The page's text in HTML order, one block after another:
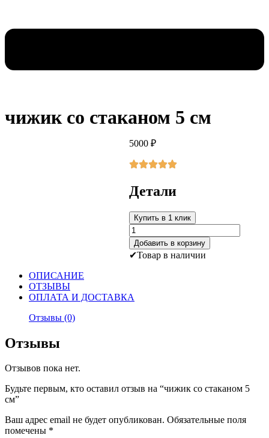
чижик со стаканом 5 см
5000₽
Детали
Купить в 1 клик
Количество
товара
чижик
со
см
Добавить в корзину
Товар в наличии
ОПИСАНИЕ
ОТЗЫВЫ
ОПЛАТА И ДОСТАВКА
Отзывы (0)
Отзывы
Отзывов пока нет.
Будьте первым, кто оставил отзыв на “чижик со стаканом 5
см”
Ваш адрес email не будет опубликован. Обязательные поля
помечены *